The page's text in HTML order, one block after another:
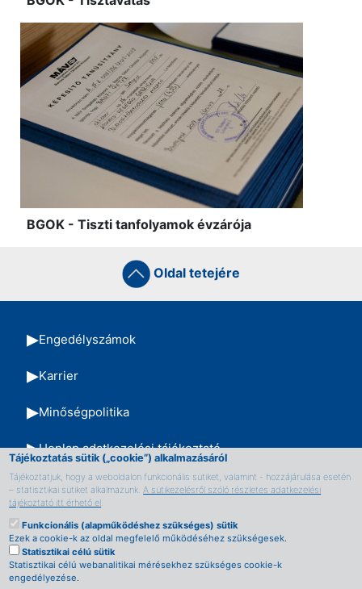
BGOK - Tiszti tanfolyamok évzárója
Oldal tetejére
Engedélyszámok
Karrier
Minőségpolitika
Honlap adatkezelési tájékoztató
TVSZ
Impresszum
Oldaltérkép
Tájékoztatás sütik („cookie”) alkalmazásáról
Tájékoztatjuk, hogy a weboldalon funkcionális sütiket, valamint - hozzájárulása esetén
– statisztikai sütiket alkalmazunk.A sütikezelésről szóló részletes adatkezelési
tájékoztató itt érhető el.
Funkcionális (alapműködéshez szükséges) sütik
Ezek a cookie-k az oldal megfelelő működéséhez szükségesek.
Statisztikai célú sütik
Statisztikai célú webanalitikai mérésekhez szükséges cookie-k
engedélyezése.